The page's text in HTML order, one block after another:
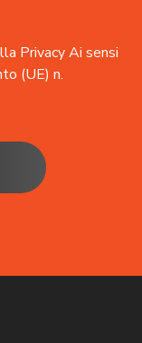
PrivacyAi sensi
(UE) n.